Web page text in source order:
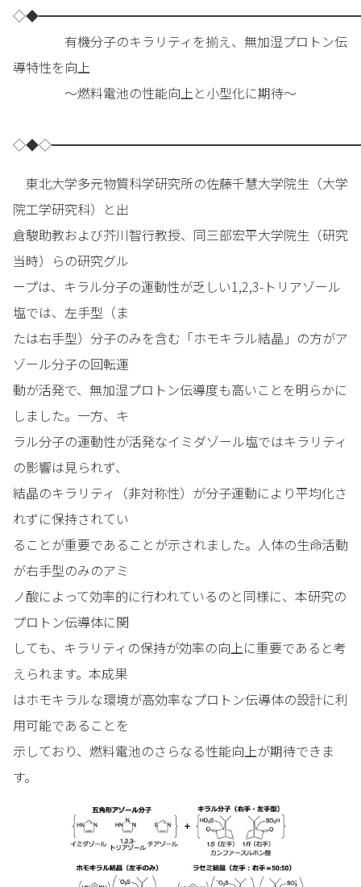
有機分子のキラリティを揃え、無加湿プロトン伝
導特性を向上
～燃料電池の性能向上と小型化に期待～
東北大学多元物質科学研究所の佐藤千慧大学院生（大学
院工学研究科）と出
倉駿助教および芥川智行教授、同三部宏平大学院生（研究
当時）らの研究グル
ープは、キラル分子の運動性が乏しい1,2,3-トリアゾール
塩では、左手型（ま
たは右手型）分子のみを含む「ホモキラル結晶」の方がア
ゾール分子の回転運
動が活発で、無加湿プロトン伝導度も高いことを明らかに
しました。一方、キ
ラル分子の運動性が活発なイミダゾール塩ではキラリティ
の影響は見られず、
結晶のキラリティ（非対称性）が分子運動により平均化さ
れずに保持されてい
ることが重要であることが示されました。人体の生命活動
が右手型のみのアミ
ノ酸によって効率的に行われているのと同様に、本研究の
プロトン伝導体に関
しても、キラリティの保持が効率の向上に重要であると考
えられます。本成果
はホモキラルな環境が高効率なプロトン伝導体の設計に利
用可能であることを
示しており、燃料電池のさらなる性能向上が期待できま
す。